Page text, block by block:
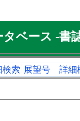
ベース -書
索 展望号 詳細